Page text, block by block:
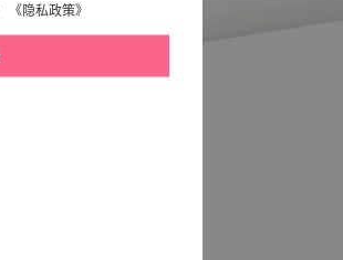
《隐私政策》